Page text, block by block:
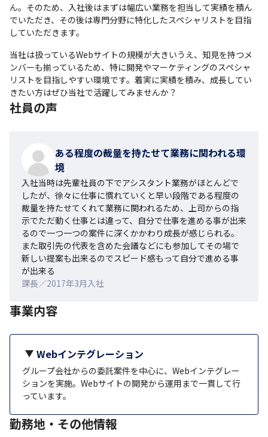
ん。そのため、入社後はまずは幅広い業務を担当して実績を積ん
でいただき、その後は専門分野に特化したスペシャリストを目指
していただきます。
当社は扱っているWebサイトの規模が大きいうえ、知見を持つメ
ンバーも揃っているため、特に開発やマーケティングのスペシャ
リストを目指しやすい環境です。着実に実績を積み、成長してい
きたい方はぜひ当社で活躍してみませんか？
社員の声
ある程度の裁量を持たせて業務に関われる環
境
入社当時は先輩社員の下でアシスタント業務がほとんどで
したが、徐々に仕事に慣れていくと早い段階である程度の
裁量を持たせてくれて業務に関われるため、上司からの指
示でただ動く仕事とは違って、自分で仕事を進める事が出来
るので一つ一つの案件に深くかかわり成長が感じられる。
また取引先の代表を含めた会議などにも参加してその場で
新しい提案も出来るのでスピード感もって自分で進める事
が出来る
課長／2017年3月入社
事業内容
Webインテグレーション
グループ会社からの委託案件を中心に、Webインテグレー
ションを実施。Webサイトの開発から運用まで一貫して行
っています。
勤務地・その他情報